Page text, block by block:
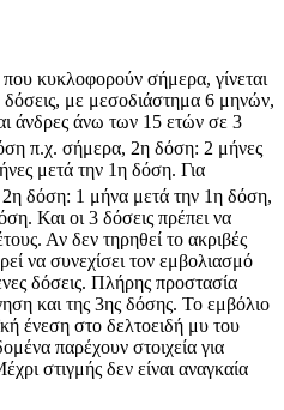
κυκλοφορούν σήμερα, γίνεται
δόσεις, με μεσοδιάστημα 6 μηνών,
άνδρες άνω των 15 ετών σε 3
π.χ. σήμερα, 2η δόση: 2 μήνες
μετά την 1η δόση. Για
δόση: 1 μήνα μετά την 1η δόση,
Και οι 3 δόσεις πρέπει να
Αν δεν τηρηθεί το ακριβές
να συνεχίσει τον εμβολιασμό
δόσεις. Πλήρης προστασία
και της 3ης δόσης. Το εμβόλιο
ένεση στο δελτοειδή μυ του
παρέχουν στοιχεία για
στιγμής δεν είναι αναγκαία